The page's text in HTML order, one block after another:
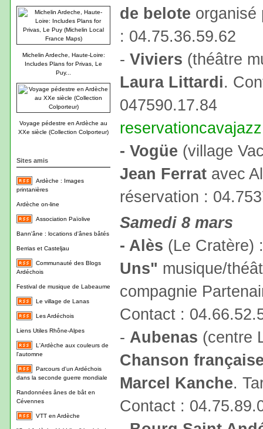
Michelin Ardeche, Haute-Loire:
Includes Plans for Privas, Le
Puy...
Voyage pédestre en Ardèche au
XXe siècle (Collection Colporteur)
Sites amis
Ardèche : Images
printanières
Ardèche on-line
Association Païolive
Bann'âne : locations d'ânes bâtés
Berrias et Casteljau
Communauté des Blogs
Ardéchois
Festival de musique de Labeaume
Le village de Lanas
Les Ardéchois
Liens Utiles Rhône-Alpes
L'Ardèche aux couleurs de
l'automne
Parcours d'un Ardéchois
dans la seconde guerre mondiale
Randonnées ânes de bât en
Cévennes
VTT en Ardèche
de belote organisé
: 04.75.36.59.62
- Viviers (théâtre
Laura Littardi.
047590.17.84
- Vogüe (village
Jean Ferrat avec
réservation :
Samedi 8 mars
- Alès (Le Cratère)
Uns" musique/
compagnie
Contact :
- Aubenas (centre
Chanson
Marcel Kanche.
Contact :